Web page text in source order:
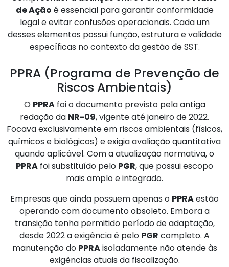
de Ação é essencial para garantir conformidade
legal e evitar confusões operacionais. Cada um
desses elementos possui função, estrutura e validade
específicas no contexto da gestão de SST.
PPRA (Programa de Prevenção de
Riscos Ambientais)
O PPRAfoi o documento previsto pela antiga
redação da NR-09, vigente até janeiro de 2022.
Focava exclusivamente em riscos ambientais (físicos,
químicos e biológicos) e exigia avaliação quantitativa
quando aplicável. Com a atualização normativa, o
PPRA foi substituído pelo PGR, que possui escopo
mais amplo e integrado.
Empresas que ainda possuem apenas o PPRAestão
operando com documento obsoleto. Embora a
transição tenha permitido período de adaptação,
desde 2022 a exigência é pelo PGR completo. A
manutenção do PPRAisoladamente não atende às
exigências atuais da fiscalização.